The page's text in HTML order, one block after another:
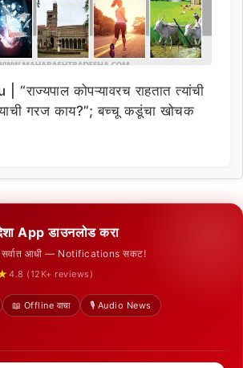
कोपऱ्यावरच राहतात त्यांची
गरज काय?”; बच्चू कडूंचा खोचक
देशा App डाउनलोड करा
सर्वात आधी — Notifications सकट!
4.8 (12K+ reviews)
📖 Offline वाचा
🎙️ Audio News